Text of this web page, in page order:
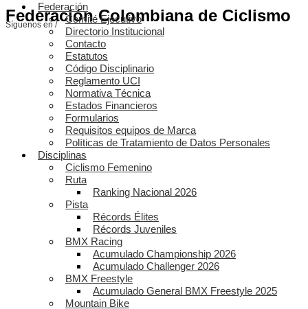
Federación Colombiana de Ciclismo
Síguenos en /
Federación
Comité Ejecutivo
Directorio Institucional
Contacto
Estatutos
Código Disciplinario
Reglamento UCI
Normativa Técnica
Estados Financieros
Formularios
Requisitos equipos de Marca
Políticas de Tratamiento de Datos Personales
Disciplinas
Ciclismo Femenino
Ruta
Ranking Nacional 2026
Pista
Récords Élites
Récords Juveniles
BMX Racing
Acumulado Championship 2026
Acumulado Challenger 2026
BMX Freestyle
Acumulado General BMX Freestyle 2025
Mountain Bike